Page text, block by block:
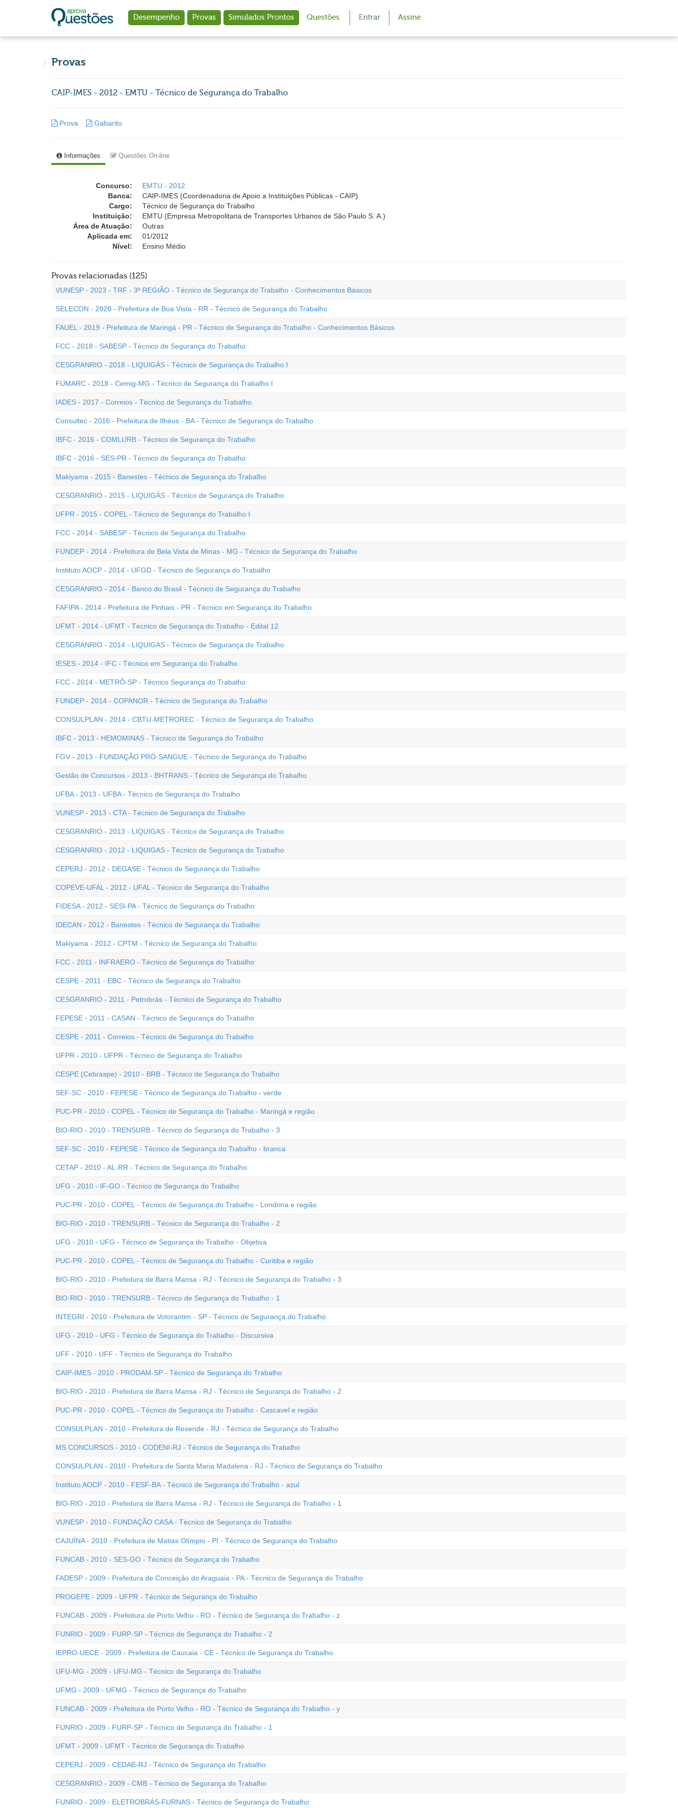
Desempenho Provas Simulados Prontos Questões Entrar Assine
Provas
CAIP-IMES - 2012 - EMTU - Técnico de Segurança do Trabalho
Prova Gabarito
Informações Questões On-line
Concurso:
EMTU - 2012
Banca:
CAIP-IMES (Coordenadoria de Apoio a Instituições Públicas - CAIP)
Cargo:
Técnico de Segurança do Trabalho
Instituição:
EMTU (Empresa Metropolitana de Transportes Urbanos de São Paulo S. A.)
Área de Atuação:
Outras
Aplicada em:
01/2012
Nível:
Ensino Médio
Provas relacionadas (125)
VUNESP - 2023 - TRF - 3ª REGIÃO - Técnico de Segurança do Trabalho - Conhecimentos Básicos
SELECON - 2020 - Prefeitura de Boa Vista - RR - Técnico de Segurança do Trabalho
FAUEL - 2019 - Prefeitura de Maringá - PR - Técnico de Segurança do Trabalho - Conhecimentos Básicos
FCC - 2018 - SABESP - Técnico de Segurança do Trabalho
CESGRANRIO - 2018 - LIQUIGÁS - Técnico de Segurança do Trabalho I
FUMARC - 2018 - Cemig-MG - Técnico de Segurança do Trabalho I
IADES - 2017 - Correios - Técnico de Segurança do Trabalho
Consultec - 2016 - Prefeitura de Ilhéus - BA - Técnico de Segurança do Trabalho
IBFC - 2016 - COMLURB - Técnico de Segurança do Trabalho
IBFC - 2016 - SES-PR - Técnico de Segurança do Trabalho
Makiyama - 2015 - Banestes - Técnico de Segurança do Trabalho
CESGRANRIO - 2015 - LIQUIGÁS - Técnico de Segurança do Trabalho
UFPR - 2015 - COPEL - Técnico de Segurança do Trabalho I
FCC - 2014 - SABESP - Técnico de Segurança do Trabalho
FUNDEP - 2014 - Prefeitura de Bela Vista de Minas - MG - Técnico de Segurança do Trabalho
Instituto AOCP - 2014 - UFGD - Técnico de Segurança do Trabalho
CESGRANRIO - 2014 - Banco do Brasil - Técnico de Segurança do Trabalho
FAFIPA - 2014 - Prefeitura de Pinhais - PR - Técnico em Segurança do Trabalho
UFMT - 2014 - UFMT - Técnico de Segurança do Trabalho - Edital 12
CESGRANRIO - 2014 - LIQUIGAS - Técnico de Segurança do Trabalho
IESES - 2014 - IFC - Técnico em Segurança do Trabalho
FCC - 2014 - METRÔ-SP - Técnico Segurança do Trabalho
FUNDEP - 2014 - COPANOR - Técnico de Segurança do Trabalho
CONSULPLAN - 2014 - CBTU-METROREC - Técnico de Segurança do Trabalho
IBFC - 2013 - HEMOMINAS - Técnico de Segurança do Trabalho
FGV - 2013 - FUNDAÇÃO PRÓ-SANGUE - Técnico de Segurança do Trabalho
Gestão de Concursos - 2013 - BHTRANS - Técnico de Segurança do Trabalho
UFBA - 2013 - UFBA - Técnico de Segurança do Trabalho
VUNESP - 2013 - CTA - Técnico de Segurança do Trabalho
CESGRANRIO - 2013 - LIQUIGAS - Técnico de Segurança do Trabalho
CESGRANRIO - 2012 - LIQUIGAS - Técnico de Segurança do Trabalho
CEPERJ - 2012 - DEGASE - Técnico de Segurança do Trabalho
COPEVE-UFAL - 2012 - UFAL - Técnico de Segurança do Trabalho
FIDESA - 2012 - SESI-PA - Técnico de Segurança do Trabalho
IDECAN - 2012 - Banestes - Técnico de Segurança do Trabalho
Makiyama - 2012 - CPTM - Técnico de Segurança do Trabalho
FCC - 2011 - INFRAERO - Técnico de Segurança do Trabalho
CESPE - 2011 - EBC - Técnico de Segurança do Trabalho
CESGRANRIO - 2011 - Petrobrás - Técnico de Segurança do Trabalho
FEPESE - 2011 - CASAN - Técnico de Segurança do Trabalho
CESPE - 2011 - Correios - Técnico de Segurança do Trabalho
UFPR - 2010 - UFPR - Técnico de Segurança do Trabalho
CESPE (Cebraspe) - 2010 - BRB - Técnico de Segurança do Trabalho
SEF-SC - 2010 - FEPESE - Técnico de Segurança do Trabalho - verde
PUC-PR - 2010 - COPEL - Técnico de Segurança do Trabalho - Maringá e região
BIO-RIO - 2010 - TRENSURB - Técnico de Segurança do Trabalho - 3
SEF-SC - 2010 - FEPESE - Técnico de Segurança do Trabalho - branca
CETAP - 2010 - AL-RR - Técnico de Segurança do Trabalho
UFG - 2010 - IF-GO - Técnico de Segurança do Trabalho
PUC-PR - 2010 - COPEL - Técnico de Segurança do Trabalho - Londrina e região
BIO-RIO - 2010 - TRENSURB - Técnico de Segurança do Trabalho - 2
UFG - 2010 - UFG - Técnico de Segurança do Trabalho - Objetiva
PUC-PR - 2010 - COPEL - Técnico de Segurança do Trabalho - Curitiba e região
BIO-RIO - 2010 - Prefeitura de Barra Mansa - RJ - Técnico de Segurança do Trabalho - 3
BIO-RIO - 2010 - TRENSURB - Técnico de Segurança do Trabalho - 1
INTEGRI - 2010 - Prefeitura de Votorantim - SP - Técnico de Segurança do Trabalho
UFG - 2010 - UFG - Técnico de Segurança do Trabalho - Discursiva
UFF - 2010 - UFF - Técnico de Segurança do Trabalho
CAIP-IMES - 2010 - PRODAM-SP - Técnico de Segurança do Trabalho
BIO-RIO - 2010 - Prefeitura de Barra Mansa - RJ - Técnico de Segurança do Trabalho - 2
PUC-PR - 2010 - COPEL - Técnico de Segurança do Trabalho - Cascavel e região
CONSULPLAN - 2010 - Prefeitura de Resende - RJ - Técnico de Segurança do Trabalho
MS CONCURSOS - 2010 - CODENI-RJ - Técnico de Segurança do Trabalho
CONSULPLAN - 2010 - Prefeitura de Santa Maria Madalena - RJ - Técnico de Segurança do Trabalho
Instituto AOCP - 2010 - FESF-BA - Técnico de Segurança do Trabalho - azul
BIO-RIO - 2010 - Prefeitura de Barra Mansa - RJ - Técnico de Segurança do Trabalho - 1
VUNESP - 2010 - FUNDAÇÃO CASA - Técnico de Segurança do Trabalho
CAJUÍNA - 2010 - Prefeitura de Matias Olímpio - PI - Técnico de Segurança do Trabalho
FUNCAB - 2010 - SES-GO - Técnico de Segurança do Trabalho
FADESP - 2009 - Prefeitura de Conceição do Araguaia - PA - Técnico de Segurança do Trabalho
PROGEPE - 2009 - UFPR - Técnico de Segurança do Trabalho
FUNCAB - 2009 - Prefeitura de Porto Velho - RO - Técnico de Segurança do Trabalho - z
FUNRIO - 2009 - FURP-SP - Técnico de Segurança do Trabalho - 2
IEPRO-UECE - 2009 - Prefeitura de Caucaia - CE - Técnico de Segurança do Trabalho
UFU-MG - 2009 - UFU-MG - Técnico de Segurança do Trabalho
UFMG - 2009 - UFMG - Técnico de Segurança do Trabalho
FUNCAB - 2009 - Prefeitura de Porto Velho - RO - Técnico de Segurança do Trabalho - y
FUNRIO - 2009 - FURP-SP - Técnico de Segurança do Trabalho - 1
UFMT - 2009 - UFMT - Técnico de Segurança do Trabalho
CEPERJ - 2009 - CEDAE-RJ - Técnico de Segurança do Trabalho
CESGRANRIO - 2009 - CMB - Técnico de Segurança do Trabalho
FUNRIO - 2009 - ELETROBRÁS-FURNAS - Técnico de Segurança do Trabalho